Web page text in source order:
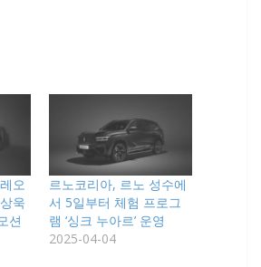
오
욱
션
르노코리아, 르노 성수에
서 5일부터 체험 프로그
램 ‘싱크 누아르’ 운영
2025-04-04